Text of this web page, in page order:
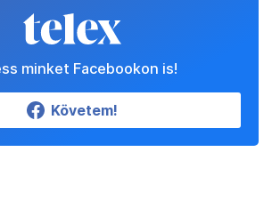
minket Facebookon is!
Követem!